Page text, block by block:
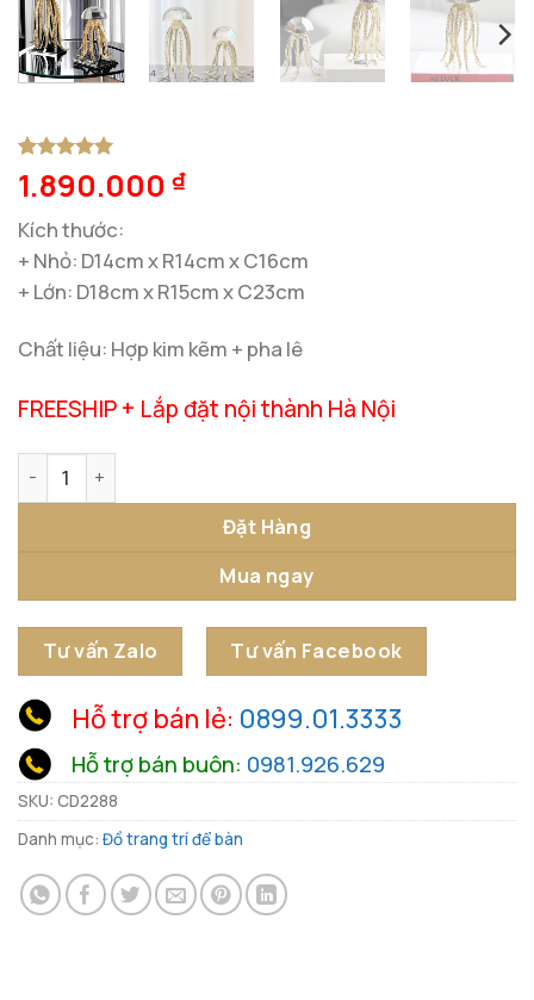
5trên 5
dựa trên
1
1.890.000 ₫
Kích thước:
+ Nhỏ: D14cm x R14cm x C16cm
+ Lớn: D18cm x R15cm x C23cm
Chất liệu: Hợp kim kẽm + pha lê
FREESHIP + Lắp đặt nội thành Hà Nội
Tượng Đôi Sứa Biển Nghệ Thuật số lượng
Đặt Hàng
Mua ngay
Tư vấn Zalo Tư vấn Facebook
Hỗ trợ bán lẻ: 0899.01.3333
Hỗ trợ bán buôn: 0981.926.629
SKU: CD2288
Danh mục: Đồ trang trí để bàn